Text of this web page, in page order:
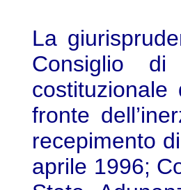
La
Consiglio
fronte
recepimento
aprile 1996;